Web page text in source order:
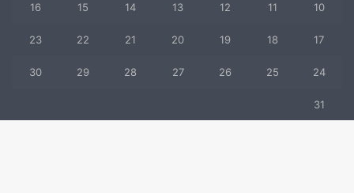
10
11
12
13
14
15
16
17
18
19
20
21
22
23
24
25
26
27
28
29
30
31